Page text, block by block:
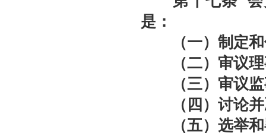
是：
（一）制定和
（二）审议理
（三）审议监
（四）讨论并
（五）选举和